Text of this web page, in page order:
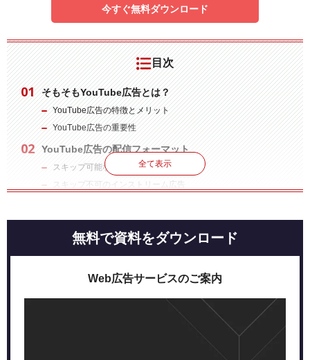
今すぐ無料ダウンロード
目次
そもそもYouTube広告とは？
YouTube広告の特徴とメリット
YouTube広告の重要性
YouTube広告の配信フォーマット
スキップ可能なインストリーム広告
スキップ不可のインストリーム広告
バンパー広告
アウトストリーム広告
マストヘッド広告
YouTube広告の課金形態
全て表示
無料で資料をダウンロード
Web広告サービスのご案内